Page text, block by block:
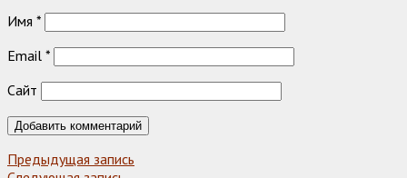
Имя *
Email *
Сайт
Предыдущая запись